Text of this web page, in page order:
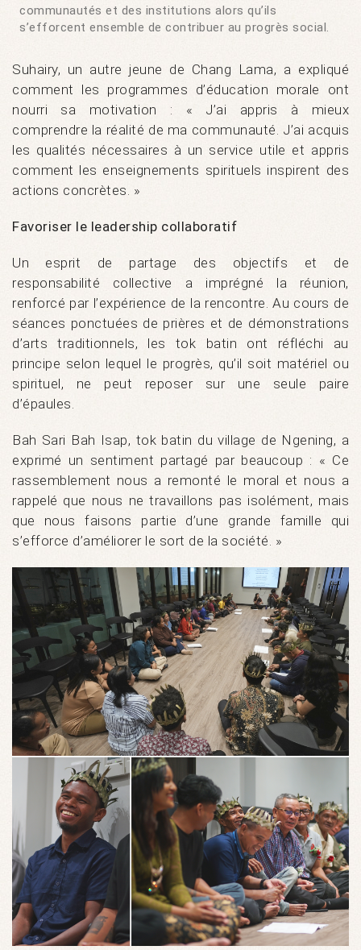
communautés et des institutions alors qu’ils
s’efforcent ensemble de contribuer au progrès social.
Suhairy, un autre jeune de Chang Lama, a expliqué
comment les programmes d’éducation morale ont
nourri sa motivation : « J’ai appris à mieux
comprendre la réalité de ma communauté. J’ai acquis
les qualités nécessaires à un service utile et appris
comment les enseignements spirituels inspirent des
actions concrètes. »
Favoriser le leadership collaboratif
Un esprit de partage des objectifs et de
responsabilité collective a imprégné la réunion,
renforcé par l’expérience de la rencontre. Au cours de
séances ponctuées de prières et de démonstrations
d’arts traditionnels, les tok batin ont réfléchi au
principe selon lequel le progrès, qu’il soit matériel ou
spirituel, ne peut reposer sur une seule paire
d’épaules.
Bah Sari Bah Isap, tok batin du village de Ngening, a
exprimé un sentiment partagé par beaucoup : « Ce
rassemblement nous a remonté le moral et nous a
rappelé que nous ne travaillons pas isolément, mais
que nous faisons partie d’une grande famille qui
s’efforce d’améliorer le sort de la société. »